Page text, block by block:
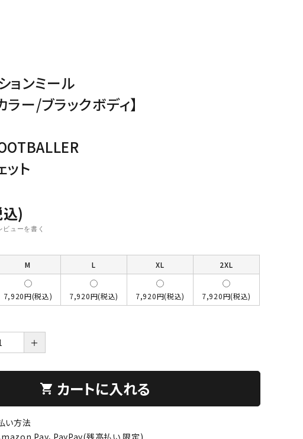
ョンミール
ラー/ブラックボディ】
ット
)
ビューを書く
M L XL 2XL
7,920円(税込) 7,920円(税込) 7,920円(税込) 7,920円(税込)
＋
shopping_cart カートに入れる
い方法
Pay、PayPay(残高払い 限定)